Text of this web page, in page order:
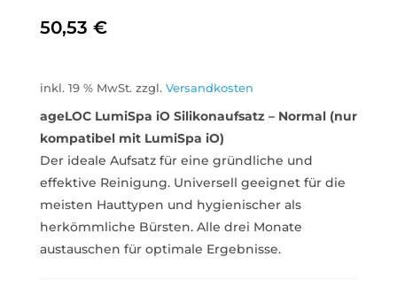
50,53 €
inkl. 19 % MwSt. zzgl. Versandkosten
ageLOC LumiSpa iO Silikonaufsatz – Normal (nur
kompatibel mit LumiSpa iO)
Der ideale Aufsatz für eine gründliche und
effektive Reinigung. Universell geeignet für die
meisten Hauttypen und hygienischer als
herkömmliche Bürsten. Alle drei Monate
austauschen für optimale Ergebnisse.